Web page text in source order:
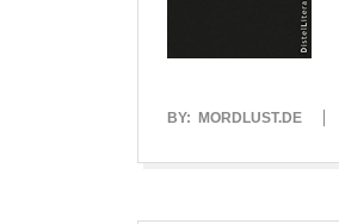
2018-
BY: MORDLUST.DE